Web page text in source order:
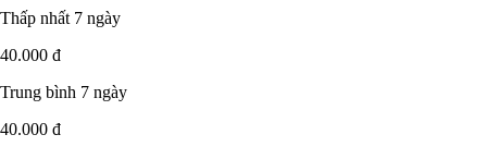
Thấp nhất 7 ngày
40.000 đ
Trung bình 7 ngày
40.000 đ